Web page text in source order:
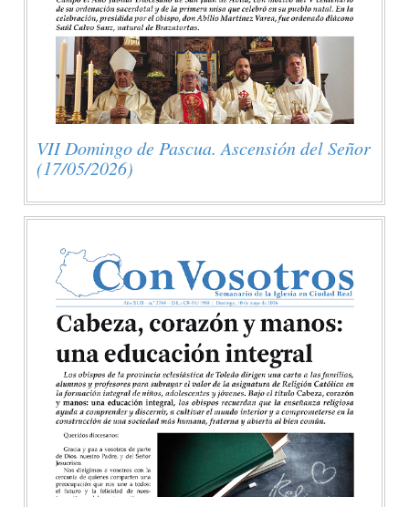
VII Domingo de Pascua. Ascensión del Señor
(17/05/2026)